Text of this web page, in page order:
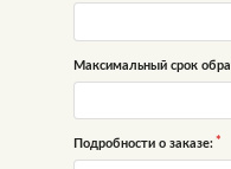
Максимальный срок
Подробности о заказе: